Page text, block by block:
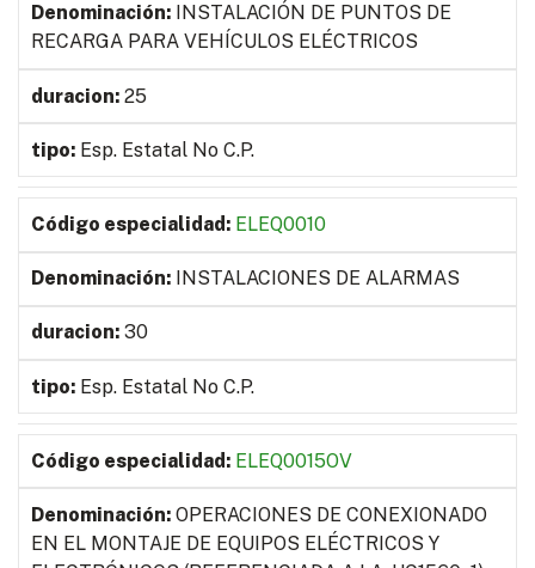
INSTALACIÓN DE PUNTOS DE
RECARGA PARA VEHÍCULOS ELÉCTRICOS
25
Esp. Estatal No C.P.
ELEQ0010
INSTALACIONES DE ALARMAS
30
Esp. Estatal No C.P.
ELEQ0015OV
OPERACIONES DE CONEXIONADO
EN EL MONTAJE DE EQUIPOS ELÉCTRICOS Y